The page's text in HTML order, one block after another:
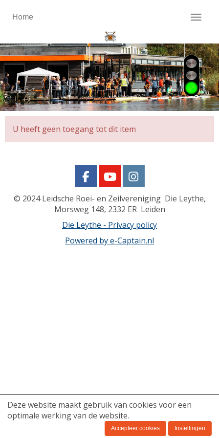
Home
U heeft geen toegang tot dit item
© 2024Leidsche Roei- en Zeilvereniging Die Leythe,
Morsweg 148, 2332 ER Leiden
Die Leythe - Privacy policy
Deze website maakt gebruik van cookies voor een
optimale werking van de website.
Accepteer cookies Instellingen
Powered by e-Captain.nl